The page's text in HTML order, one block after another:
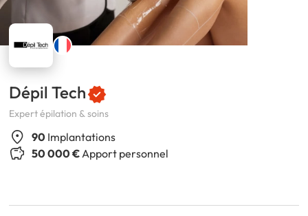
Dépil Tech
Expert épilation & soins
90 Implantations
50 000 € Apport personnel